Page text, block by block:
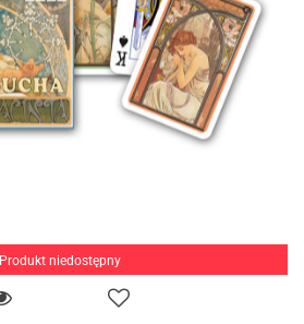
Produkt niedostępny